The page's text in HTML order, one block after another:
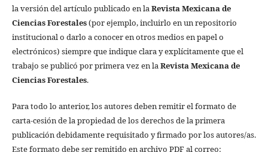
la versión del artículo publicado en la Revista Mexicana de
Ciencias Forestales(por ejemplo, incluirlo en un repositorio
institucional o darlo a conocer en otros medios en papel o
electrónicos) siempre que indique clara y explícitamente que el
trabajo se publicó por primera vez en la Revista Mexicana de
Ciencias Forestales.
Para todo lo anterior, los autores deben remitir el formato de
carta-cesión de la propiedad de los derechos de la primera
publicación debidamente requisitado y firmado por los autores/as.
Este formato debe ser remitido en archivo PDF al correo: